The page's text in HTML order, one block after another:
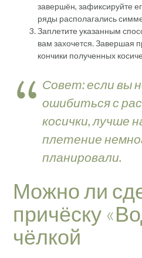
завершён, зафиксируйте
ряды располагались
Заплетите указанным
вам захочется. Завершая
кончики полученных
Совет: если вы
ошибиться с
косички, лучше
плетение
планировали.
Можно ли
причёску
чёлкой